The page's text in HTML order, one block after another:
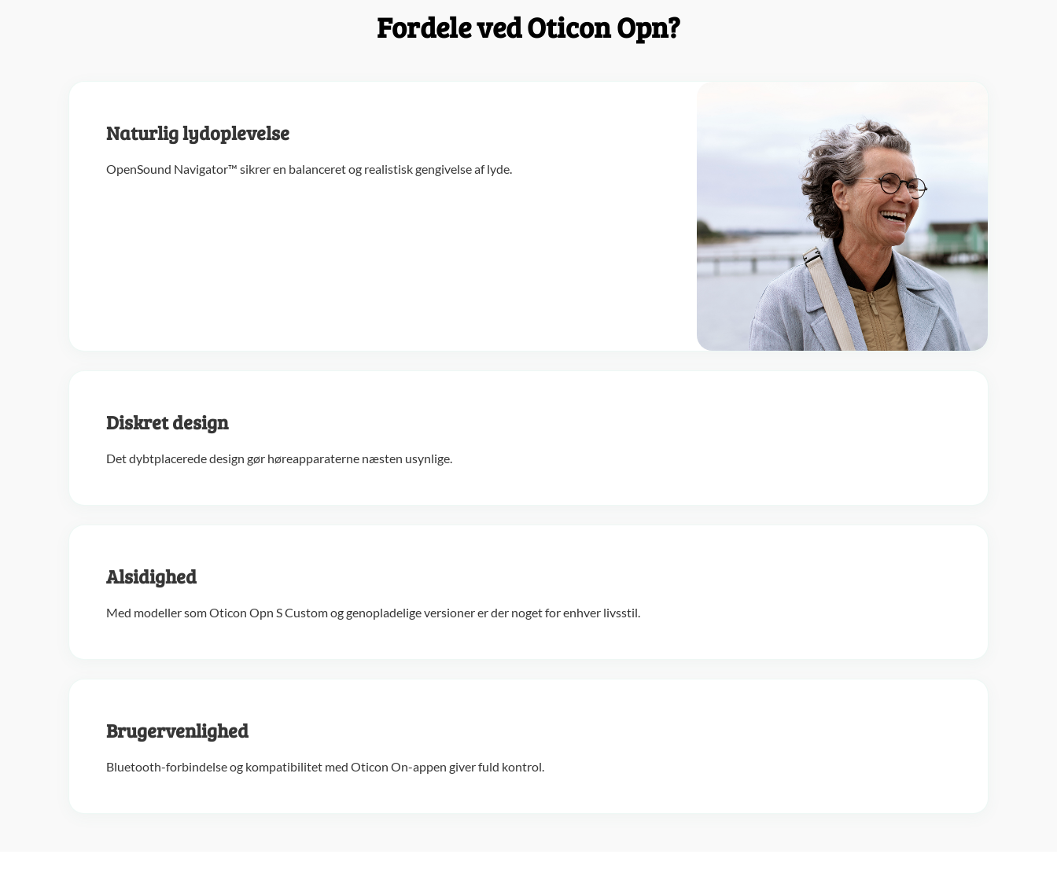
Fordele ved Oticon Opn?
Naturlig lydoplevelse
OpenSound Navigator™ sikrer en balanceret og realistisk gengivelse af lyde.
Diskret design
Det dybtplacerede design gør høreapparaterne næsten usynlige.
Alsidighed
Med modeller som Oticon Opn S Custom og genopladelige versioner er der noget for enhver livsstil.
Brugervenlighed
Bluetooth-forbindelse og kompatibilitet med Oticon On-appen giver fuld kontrol.